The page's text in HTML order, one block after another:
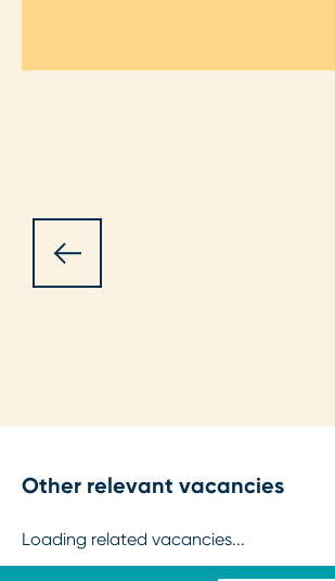
Other relevant vacancies
Loading related vacancies...